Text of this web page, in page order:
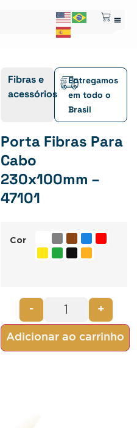
Fibras e
acessórios
Entregamos
em todo o
Brasil
Porta Fibras Para
Cabo
230x100mm –
47101
Cor
- +
Adicionar ao carrinho